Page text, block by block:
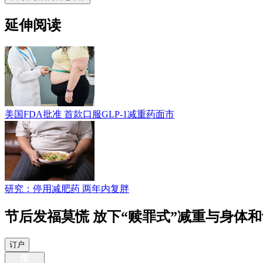
延伸阅读
美国FDA批准 首款口服GLP-1减重药面市
研究：停用减肥药 两年内复胖
节后发福莫慌 放下“赎罪式”减重与身体
订户